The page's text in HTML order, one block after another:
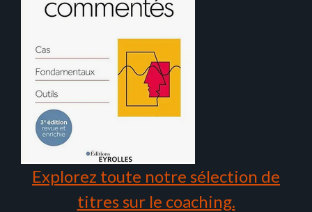
Explorez toute notre sélection de
titres sur le coaching.